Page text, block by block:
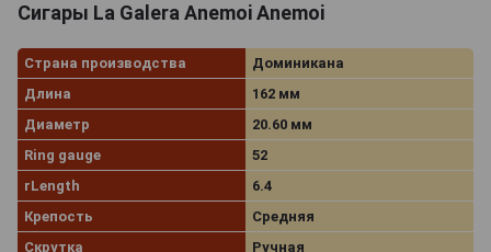
Сигары La Galera Anemoi Anemoi
Страна производства
Доминикана
Длина
162 мм
Диаметр
20.60 мм
Ring gauge
52
rLength
6.4
Крепость
Средняя
Скрутка
Ручная